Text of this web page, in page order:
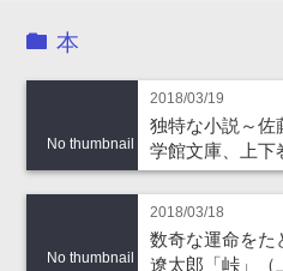
本
No thumbnail
2018/03/19
独特な小説～佐
学館文庫、上下
No thumbnail
2018/03/18
数奇な運命をた
遼太郎「峠」（